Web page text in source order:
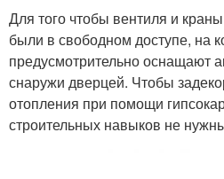
Для того чтобы вентиля и
были в свободном доступе, на
предусмотрительно оснащают
снаружи дверцей. Чтобы
отопления при помощи
строительных навыков не